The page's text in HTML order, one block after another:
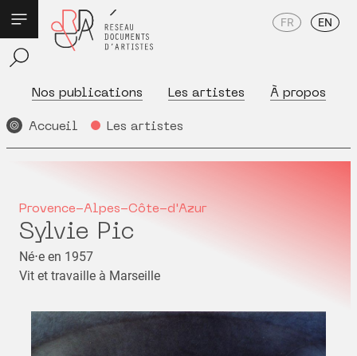
Nos publications Les artistes À propos
FR EN
Accueil Les artistes
Provence-Alpes-Côte-d'Azur
Sylvie Pic
Né⋅e en 1957
Vit et travaille à Marseille